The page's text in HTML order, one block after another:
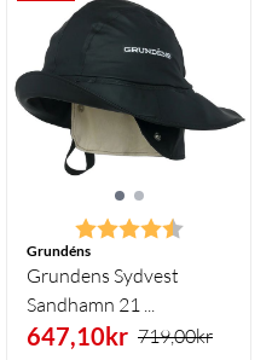
Karakter: 4.5 av 5
Grundéns
Grundens Sydvest
Sandhamn 21 ...
647,10kr 719,00kr